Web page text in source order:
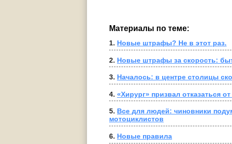
Материалы по теме:
1. Новые штрафы? Не в этот раз.
2. Новые штрафы за скорость:
3. Началось: в центре столицы
4. «Хирург» призвал отказаться
5. Все для людей: чиновники
мотоциклистов
6. Новые правила